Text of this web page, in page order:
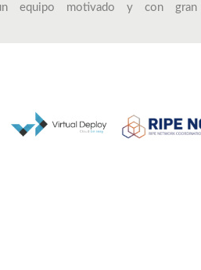
equipo motivado y con gran